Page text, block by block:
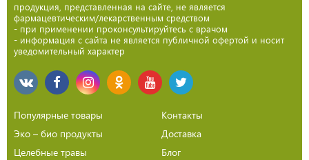
продукция, представленная на сайте, не является
фармацевтическим/лекарственным средством
- при применении проконсультируйтесь с врачом
- информация с сайта не является публичной офертой и носит
уведомительный характер
Популярные товары
Эко – био продукты
Целебные травы
Контакты
Доставка
Блог